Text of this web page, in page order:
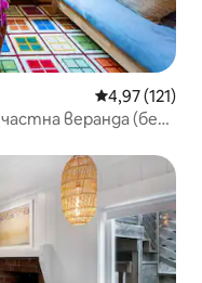
Средна
4,97 (121)
веранда (без